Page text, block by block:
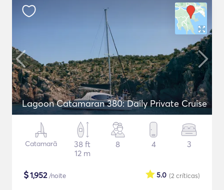
Lagoon Catamaran 380: Daily Private Cruise
Catamarã
38 ft
12 m
8 4 3
$1,952/noite (2 críticas)
5.0